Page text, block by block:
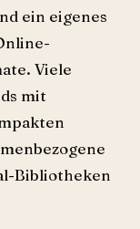
ein eigenes
Viele
mit
Bibliotheken